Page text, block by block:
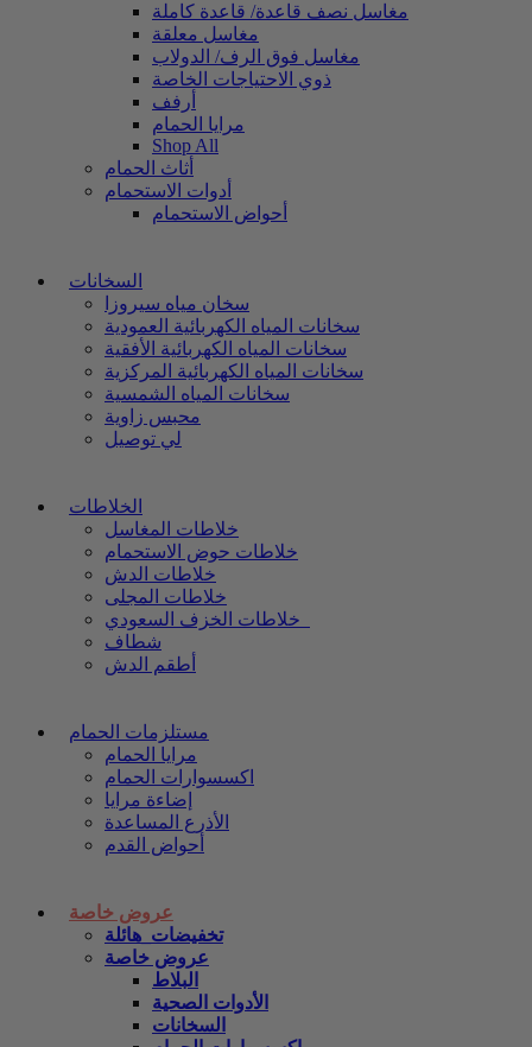
مغاسل نصف قاعدة/ قاعدة كاملة
مغاسل معلقة
مغاسل فوق الرف/ الدولاب
ذوي الاحتياجات الخاصة
أرفف
مرايا الحمام
Shop All
أثاث الحمام
أدوات الاستحمام
أحواض الاستحمام
السخانات
سخان مياه سيروزا
سخانات المياه الكهربائية العمودية
سخانات المياه الكهربائية الأفقية
سخانات المياه الكهربائية المركزية
سخانات المياه الشمسية
محبس زاوية
لي توصيل
الخلاطات
خلاطات المغاسل
خلاطات حوض الاستحمام
خلاطات الدش
خلاطات المجلى
شطاف
أطقم الدش
مستلزمات الحمام
مرايا الحمام
اكسسوارات الحمام
إضاءة مرايا
الأذرع المساعدة
أحواض القدم
عروض خاصة
تخفيضات_هائلة
عروض خاصة
البلاط
الأدوات الصحية
السخانات